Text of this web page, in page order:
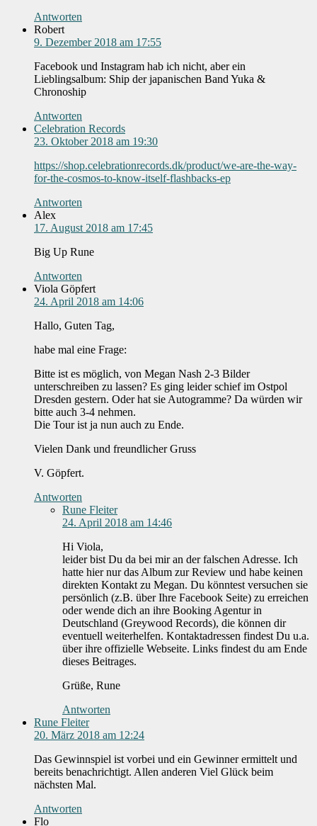
Antworten
Robert
9. Dezember 2018 am 17:55
Facebook und Instagram hab ich nicht, aber ein
Lieblingsalbum: Ship der japanischen Band Yuka &
Chronoship
Antworten
Celebration Records
23. Oktober 2018 am 19:30
https://shop.celebrationrecords.dk/product/we-are-the-way-
for-the-cosmos-to-know-itself-flashbacks-ep
Antworten
Alex
17. August 2018 am 17:45
Big Up Rune
Antworten
Viola Göpfert
24. April 2018 am 14:06
Hallo, Guten Tag,
habe mal eine Frage:
Bitte ist es möglich, von Megan Nash 2-3 Bilder
unterschreiben zu lassen? Es ging leider schief im Ostpol
Dresden gestern. Oder hat sie Autogramme? Da würden wir
bitte auch 3-4 nehmen.
Die Tour ist ja nun auch zu Ende.
Vielen Dank und freundlicher Gruss
V. Göpfert.
Antworten
Rune Fleiter
24. April 2018 am 14:46
Hi Viola,
leider bist Du da bei mir an der falschen Adresse. Ich
hatte hier nur das Album zur Review und habe keinen
direkten Kontakt zu Megan. Du könntest versuchen sie
persönlich (z.B. über Ihre Facebook Seite) zu erreichen
oder wende dich an ihre Booking Agentur in
Deutschland (Greywood Records), die können dir
eventuell weiterhelfen. Kontaktadressen findest Du u.a.
über ihre offizielle Webseite. Links findest du am Ende
dieses Beitrages.
Grüße, Rune
Antworten
Rune Fleiter
20. März 2018 am 12:24
Das Gewinnspiel ist vorbei und ein Gewinner ermittelt und
bereits benachrichtigt. Allen anderen Viel Glück beim
nächsten Mal.
Antworten
Flo